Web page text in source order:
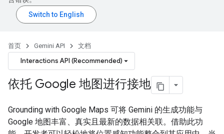
首页 Gemini API 文档
Interactions API (Recommended)
依托 Google 地图进行接地
Grounding with Google Maps 可将 Gemini 的生成功能与
Google 地图丰富、真实且最新的数据相关联。借助此功